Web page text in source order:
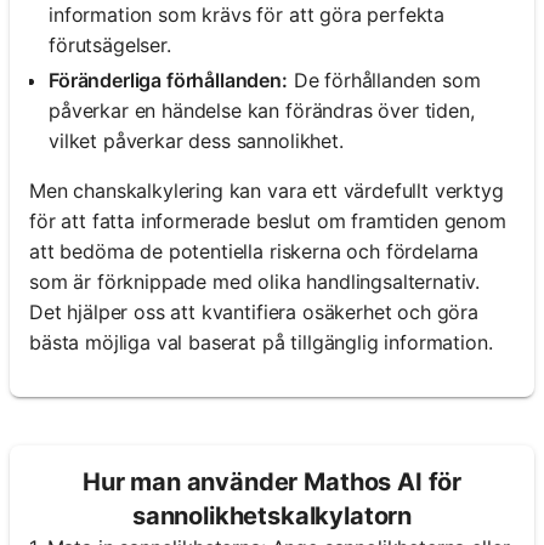
information som krävs för att göra perfekta
förutsägelser.
Föränderliga förhållanden: De förhållanden som
påverkar en händelse kan förändras över tiden,
vilket påverkar dess sannolikhet.
Men chanskalkylering kan vara ett värdefullt verktyg
för att fatta informerade beslut om framtiden genom
att bedöma de potentiella riskerna och fördelarna
som är förknippade med olika handlingsalternativ.
Det hjälper oss att kvantifiera osäkerhet och göra
bästa möjliga val baserat på tillgänglig information.
Hur man använder Mathos AI för
sannolikhetskalkylatorn